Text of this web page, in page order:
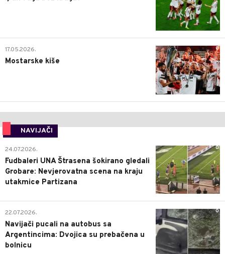
0
17.05.2026.
Mostarske kiše
NAVIJAČI
0
24.07.2026.
Fudbaleri UNA Štrasena šokirano gledali
Grobare: Nevjerovatna scena na kraju
utakmice Partizana
0
22.07.2026.
Navijači pucali na autobus sa
Argentincima: Dvojica su prebačena u
bolnicu